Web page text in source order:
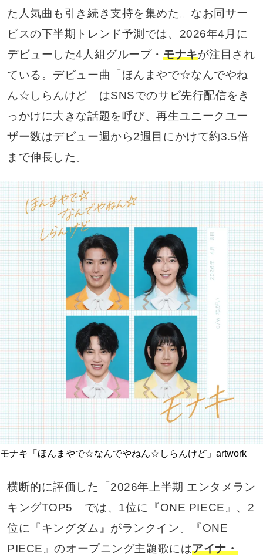
た人気曲も引き続き支持を集めた。なお同サー
ビスの下半期トレンド予測では、2026年4月に
デビューした4人組グループ・ モナキが注目され
ている。デビュー曲「ほんまやで☆なんでやね
ん☆しらんけど」はSNSでのサビ先行配信をき
っかけに大きな話題を呼び、再生ユニークユー
ザー数はデビュー週から2週目にかけて約3.5倍
まで伸長した。
モナキ「ほんまやで☆なんでやねん☆しらんけど」artwork
横断的に評価した「2026年上半期 エンタメラン
キングTOP5」では、1位に『ONE PIECE』、2
位に『キングダム』がランクイン。『ONE
PIECE』のオープニング主題歌にはアイナ・